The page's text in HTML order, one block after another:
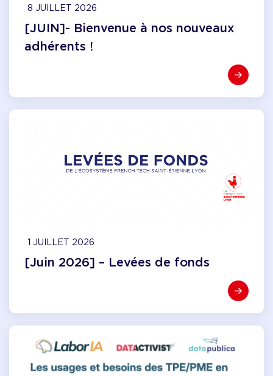
8 JUILLET 2026
[JUIN]- Bienvenue à nos nouveaux
adhérents !
1 JUILLET 2026
[Juin 2026] – Levées de fonds